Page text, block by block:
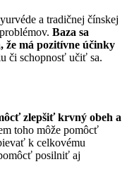
a tradičnej čínskej
Baza sa
že má pozitívne účinky
či schopnosť učiť sa.
zlepšiť krvný obeh a
toho môže pomôcť
k celkovému
posilniť aj